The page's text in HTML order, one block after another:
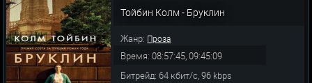
Тойбин Колм - Бруклин
Жанр: Проза
Время: 08:57:45, 09:45:09
Битрейд: 64 кбит/c, 96 kbps